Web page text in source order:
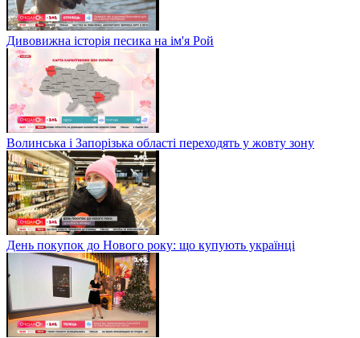
Дивовижна історія песика на ім'я Рой
Волинська і Запорізька області переходять у жовту зону
День покупок до Нового року: що купують українці